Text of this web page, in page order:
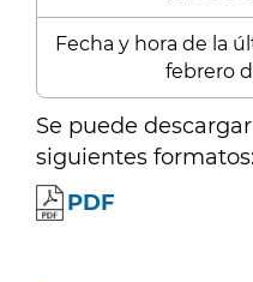
Fecha y hora de la
febrero
Se puede
siguientes formatos:
PDF